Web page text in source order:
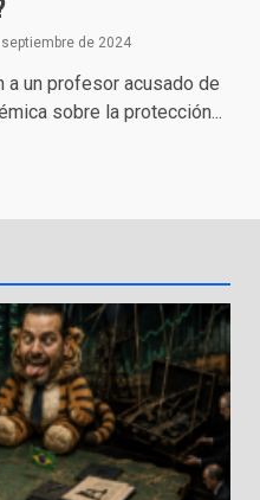
de 2024
a un profesor acusado de
sobre la protección...